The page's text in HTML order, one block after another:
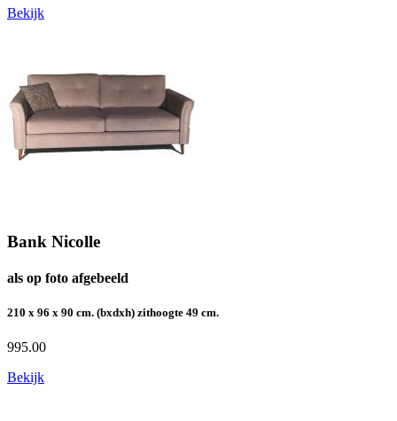
Bekijk
Bank Nicolle
als op foto afgebeeld
210 x 96 x 90 cm. (bxdxh) zithoogte 49 cm.
995.00
Bekijk